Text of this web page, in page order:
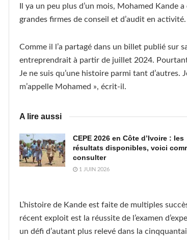
Il ya un peu plus d’un mois, Mohamed Kande
grandes firmes de conseil et d’audit en
Comme il l’a partagé dans un billet publié sur
entreprendrait à partir de juillet 2024.
Je ne suis qu’une histoire parmi tant
m’appelle Mohamed », écrit-il.
A lire aussi
CEPE 2026 en Côte d’Ivoire : les
résultats disponibles, voici
consulter
1 JUIN 2026
L’histoire de Kande est faite de multiples
récent exploit est la réussite de l’examen
un défi d’autant plus relevé dans la